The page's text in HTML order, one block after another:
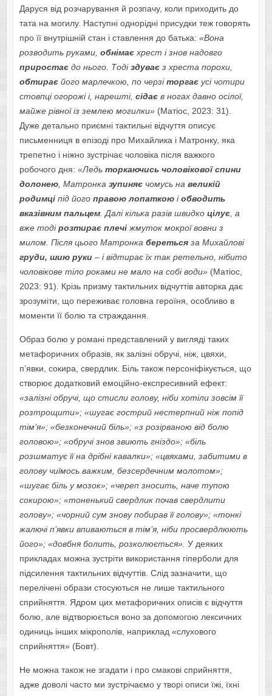
Даруся від розчарування й розпачу, коли приходить до
тата на могилу. Наступні однорідні присудки теж говорять
про її внутрішній стан і ставлення до батька: «Вона
розводить руками, обнімаєхрест і знов надовго
приростаєдо нього. Тодіздуваєз хреста порохи,
обтираєйого марлечкою, по черзіторгаєусі чотири
стовпці огорожі і, нарешті, сідаєв ногах давно осілої,
майже рівної із землею могилки»(Матіос, 2023: 31).
Дуже детально приємні тактильні відчуття описує
письменниця в епізоді про Михайлика і Матронку, яка
трепетно і ніжно зустрічає чоловіка після важкого
робочого дня: «Ледь торкаючись чоловікової спини
долонею, Матронка зупиняє чомусь на великій
родимціпід його правою лопаткоюіобводить
вказівним пальцем. Далі кілька разів швидко цілує, а
вже тодірозтирає плечіжмуток мокрої вовни з
милом. Після цього Матронка беретьсяза Михайлові
груди, шию руки– і відтирає їх так ретельно, нібито
чоловікове тіло роками не мало на собі води» (Матіос,
2023: 91). Крізь призму тактильних відчуттів авторка дає
зрозуміти, що переживає головна героїня, особливо в
моменти її болю та страждання.
Образ болю у романі представлений у вигляді таких
метафоричних образів, як залізні обручі, ніж, цвяхи,
п’явки, сокира, свердлик. Біль також персоніфікується, що
створює додатковий емоційно-експресивний ефект:
«залізні обручі, що стисли голову, ніби хотіли зовсім її
розтрощити»; «шугає гострий нестерпний ніж попід
тім’я»; «безконечний біль»; «з розірваною від болю
головою»; «обручі знов звиють гніздо»; «біль
розшматує її на дрібні кавалки»; «цвяхами, забитими в
голову чиїмось важким, безсердечним молотом»;
«шугає біль у мозок»; «череп зносить, наче тупою
сокирою»; «тоненький свердлик почав свердлити
голову»; «чорний сум знову побирав її голову»; «тонкі
жалючі п’явки впиваються в тім’я, ніби просвердлюють
його»; «довбня болить, розколюється». У деяких
прикладах можна зустріти використання гіперболи для
підсилення тактильних відчуттів. Слід зазначити, що
перелічені образи стосуються не лише тактильного
сприйняття. Ядром цих метафоричних описів є відчуття
болю, але відтворюється воно за допомогою лексичних
одиниць інших мікрополів, наприклад «слухового
сприйняття» (Бовт).
Не можна також не згадати і про смакові сприйняття,
адже доволі часто ми зустрічаємо у творі описи їжі, їхні